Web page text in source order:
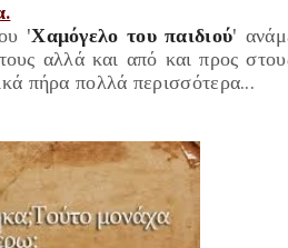
'Χαμόγελο του παιδιού'
αλλά και από και προς
πήρα πολλά περισσότερα...